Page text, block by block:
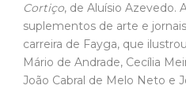
Cortiço, de Aluísio Azevedo.
suplementos de arte e
carreira de Fayga, que
Mário de Andrade, Cecília
João Cabral de Melo Neto e